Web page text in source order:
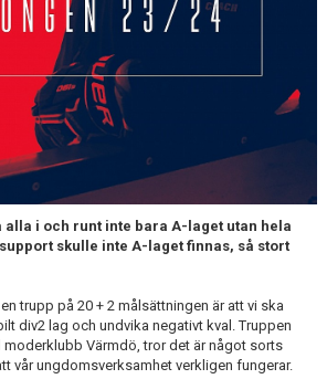
i och runt inte bara A-laget utan hela
skulle inte A-laget finnas, så stort
trupp på 20 + 2 målsättningen är att vi ska
div2 lag och undvika negativt kval. Truppen
moderklubb Värmdö, tror det är något sorts
vår ungdomsverksamhet verkligen fungerar.